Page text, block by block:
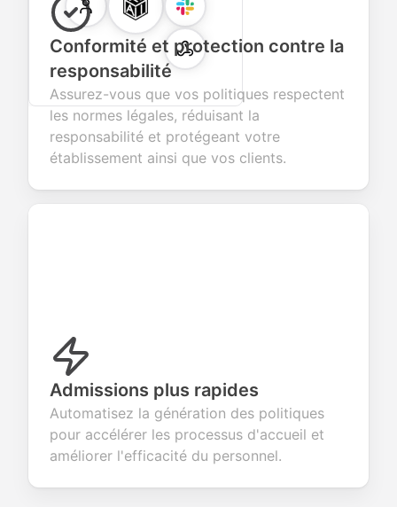
Conformité et protection contre la
responsabilité
Assurez-vous que vos politiques respectent
les normes légales, réduisant la
responsabilité et protégeant votre
établissement ainsi que vos clients.
Admissions plus rapides
Automatisez la génération des politiques
pour accélérer les processus d'accueil et
améliorer l'efficacité du personnel.